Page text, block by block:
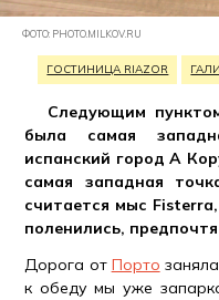
ФОТО: PHOTO.MILKOV.RU
ГОСТИНИЦА RIAZOR
Cледующим
была самая
испанский город А
самая западная
считается мыс
поленились,
Дорога от Порто
к обеду мы уже